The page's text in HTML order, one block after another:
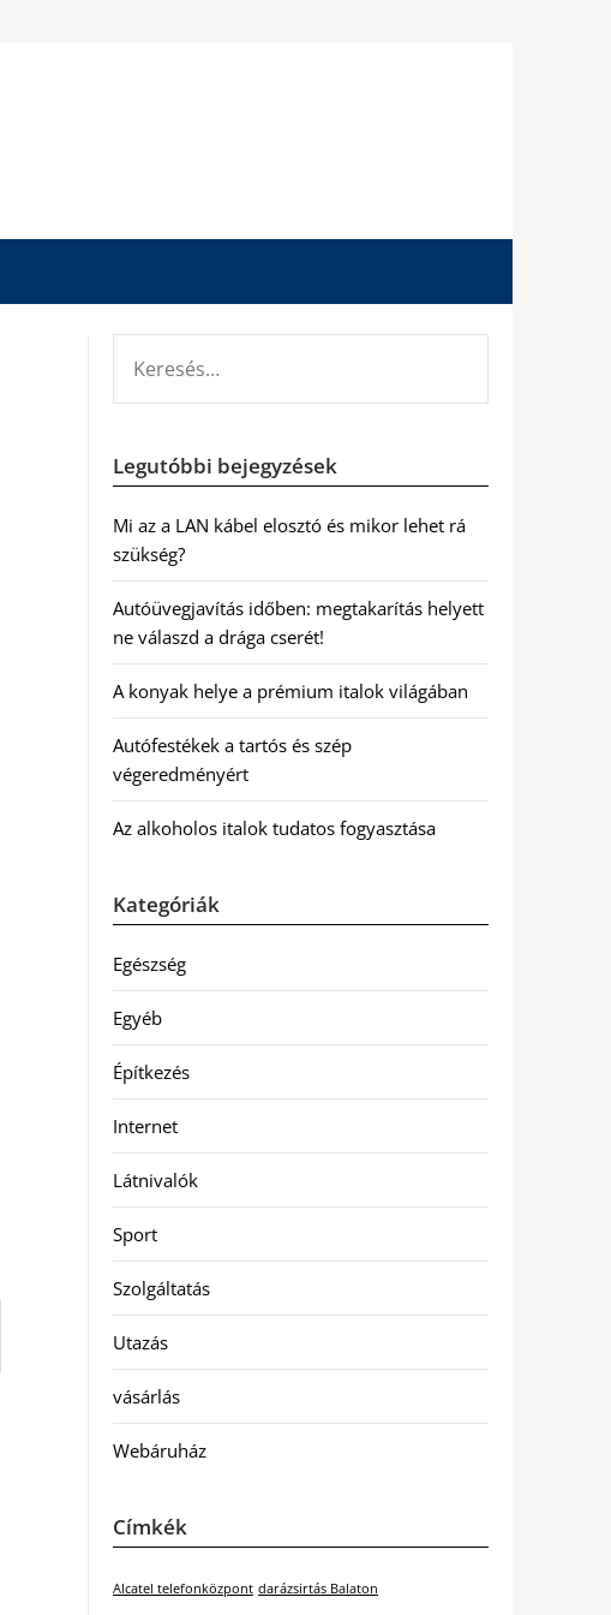
Legutóbbi bejegyzések
Mi az a LAN kábel elosztó és mikor lehet rá
szükség?
Autóüvegjavítás időben: megtakarítás helyett
ne válaszd a drága cserét!
A konyak helye a prémium italok világában
Autófestékek a tartós és szép
végeredményért
Az alkoholos italok tudatos fogyasztása
Kategóriák
Egészség
Egyéb
Építkezés
Internet
Látnivalók
Sport
Szolgáltatás
Utazás
vásárlás
Webáruház
Címkék
Alcatel telefonközpont darázsirtás Balaton